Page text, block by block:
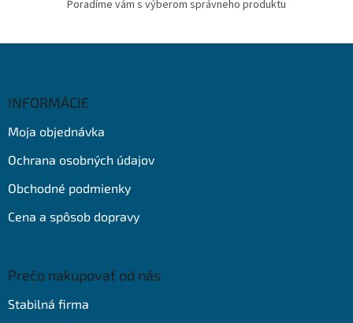
Poradíme vám s výberom správneho produktu
INFORMÁCIE
Moja objednávka
Ochrana osobných údajov
Obchodné podmienky
Cena a spôsob dopravy
Prečo nakupovať od nás
Stabilná firma